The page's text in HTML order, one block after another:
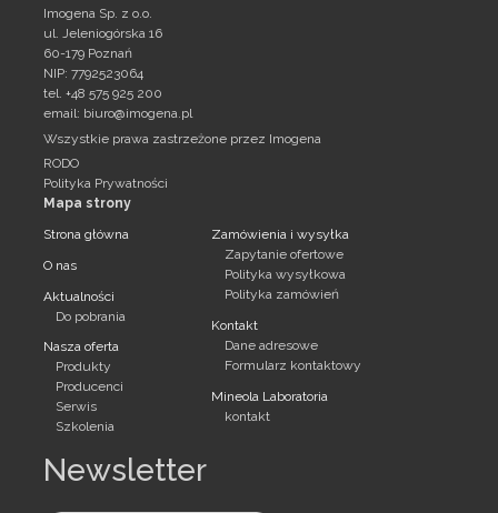
Imogena Sp. z o.o.
ul. Jeleniogórska 16
60-179 Poznań
NIP: 7792523064
tel. +48 575 925 200
email: biuro@imogena.pl
Wszystkie prawa zastrzeżone przez Imogena
RODO
Polityka Prywatności
Mapa strony
Strona główna
O nas
Aktualności
Do pobrania
Nasza oferta
Produkty
Producenci
Serwis
Szkolenia
Zamówienia i wysyłka
Zapytanie ofertowe
Polityka wysyłkowa
Polityka zamówień
Kontakt
Dane adresowe
Formularz kontaktowy
Mineola Laboratoria
kontakt
Newsletter